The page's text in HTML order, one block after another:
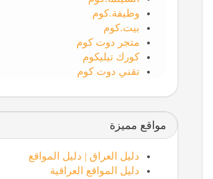
وظيفة.كوم
بيت.كوم
متجر دوت كوم
كورك تيليكوم
تقني دوت كوم
مواقع مميزة
دليل العراق | دليل المواقع
دليل المواقع العراقية